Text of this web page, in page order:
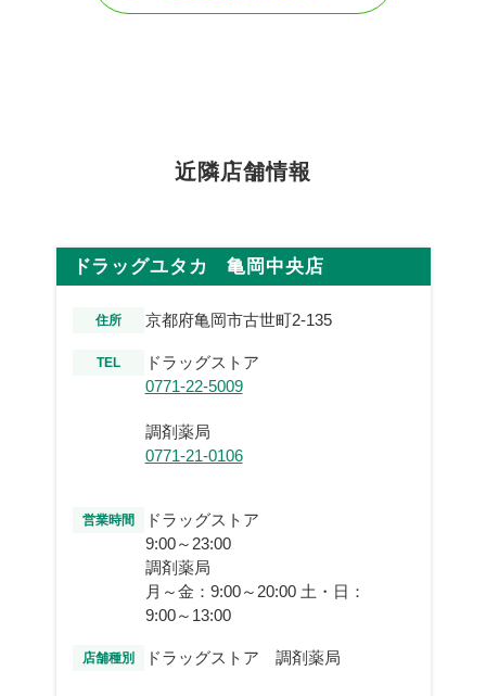
近隣店舗情報
ドラッグユタカ 亀岡中央店
住所 京都府亀岡市古世町2-135
TEL
ドラッグストア
0771-22-5009
調剤薬局
0771-21-0106
営業時間
ドラッグストア
9:00～23:00
調剤薬局
月～金：9:00～20:00 土・日：
9:00～13:00
店舗種別 ドラッグストア 調剤薬局